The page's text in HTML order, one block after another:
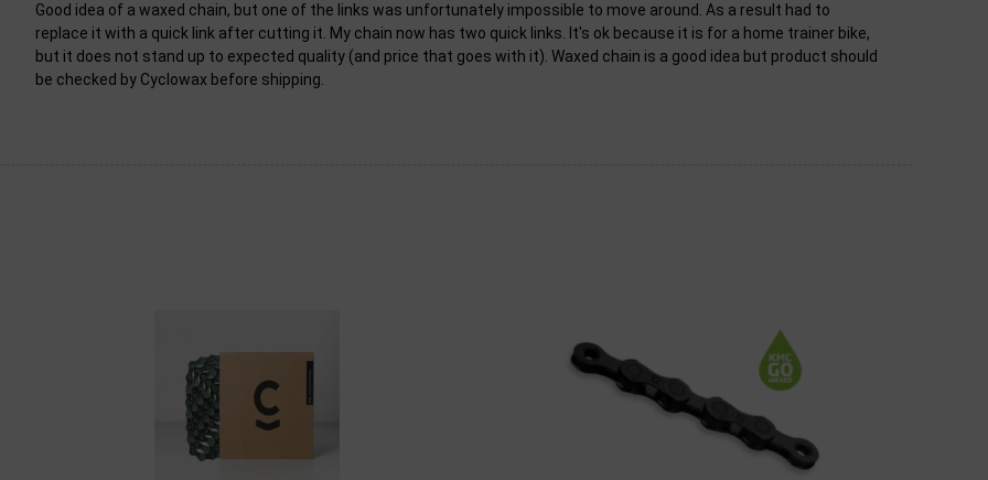
Good idea of a waxed chain, but one of the links was unfortunately impossible to move around. As a result had to
replace it with a quick link after cutting it. My chain now has two quick links. It's ok because it is for a home trainer bike,
but it does not stand up to expected quality (and price that goes with it). Waxed chain is a good idea but product should
be checked by Cyclowax before shipping.